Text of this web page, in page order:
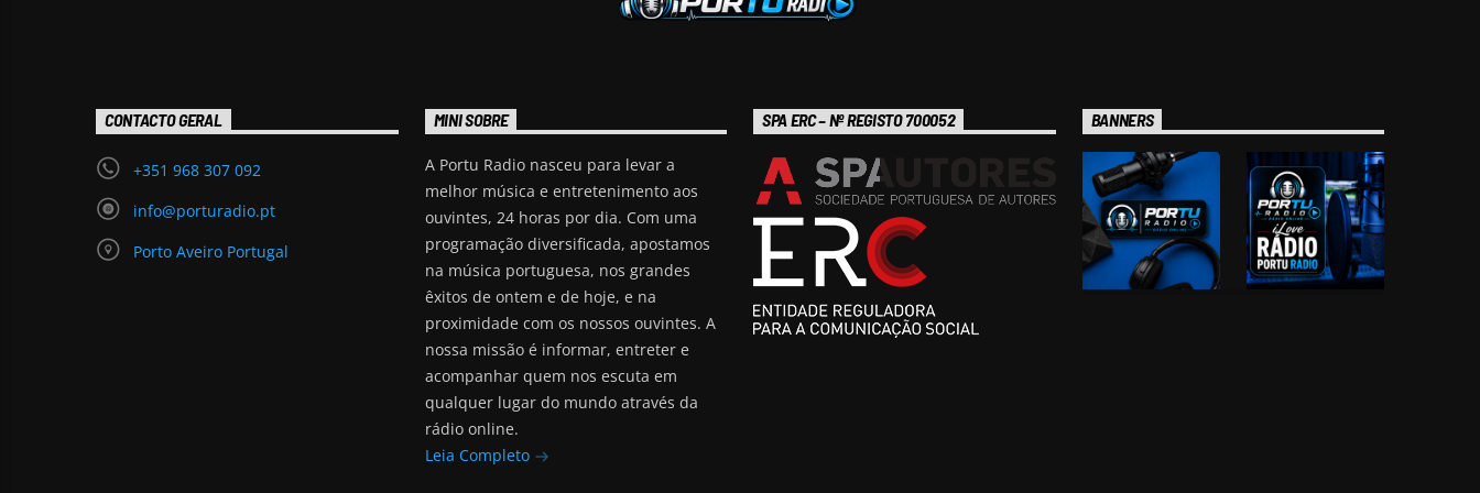
CONTACTO GERAL
+351 968 307 092
info@porturadio.pt
Porto Aveiro Portugal
MINI SOBRE
A Portu Radio nasceu para levar a
melhor música e entretenimento aos
ouvintes, 24 horas por dia. Com uma
programação diversificada, apostamos
na música portuguesa, nos grandes
êxitos de ontem e de hoje, e na
proximidade com os nossos ouvintes. A
nossa missão é informar, entreter e
acompanhar quem nos escuta em
qualquer lugar do mundo através da
rádio online.
Leia Completo
SPA ERC – Nº REGISTO 700052 BANNERS